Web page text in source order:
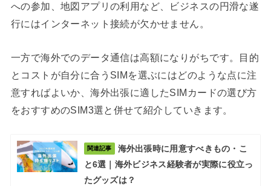
への参加、地図アプリの利用など、ビジネスの円滑な遂
行にはインターネット接続が欠かせません。
一方で海外でのデータ通信は高額になりがちです。目的
とコストが自分に合うSIMを選ぶにはどのような点に注
意すればよいか、海外出張に適したSIMカードの選び方
をおすすめのSIM3選と併せて紹介していきます。
関連記事
海外出張時に用意すべきもの・こ
と6選｜海外ビジネス経験者が実際に役立っ
たグッズは？